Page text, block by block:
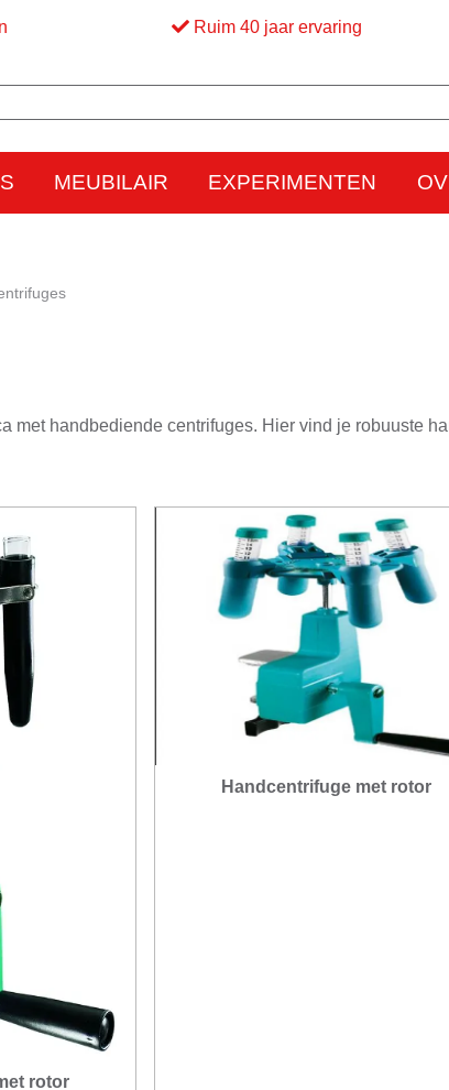
Ruim 40 jaar ervaring
MEUBILAIR EXPERIMENTEN
met handbediende centrifuges. Hier vind je robuuste
rotor
Handcentrifuge met rotor